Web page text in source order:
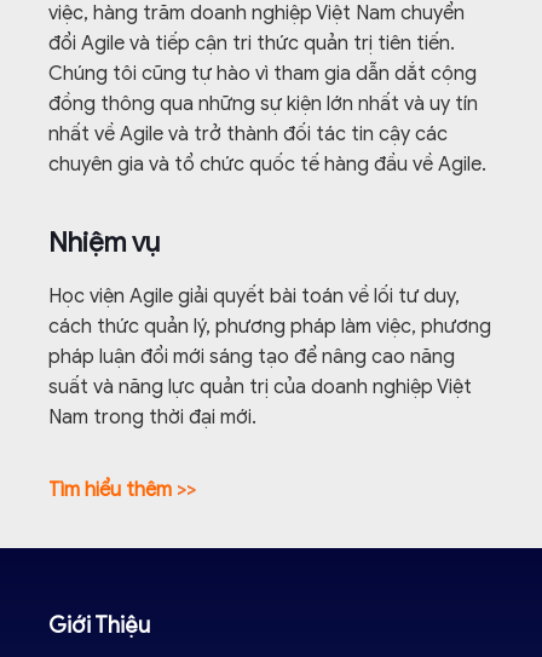
việc, hàng trăm doanh nghiệp Việt Nam chuyển
đổi Agile và tiếp cận tri thức quản trị tiên tiến.
Chúng tôi cũng tự hào vì tham gia dẫn dắt cộng
đồng thông qua những sự kiện lớn nhất và uy tín
nhất về Agile và trở thành đối tác tin cậy các
chuyên gia và tổ chức quốc tế hàng đầu về Agile.
Nhiệm vụ
Học viện Agile giải quyết bài toán về lối tư duy,
cách thức quản lý, phương pháp làm việc, phương
pháp luận đổi mới sáng tạo để nâng cao năng
suất và năng lực quản trị của doanh nghiệp Việt
Nam trong thời đại mới.
Tìm hiểu thêm >>
Giới Thiệu